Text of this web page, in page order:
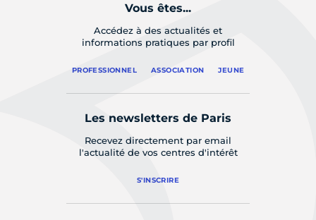
Vous êtes...
Accédez à des actualités et
informations pratiques par profil
PROFESSIONNEL ASSOCIATION JEUNE
Les newsletters de Paris
Recevez directement par email
l'actualité de vos centres d'intérêt
S'INSCRIRE